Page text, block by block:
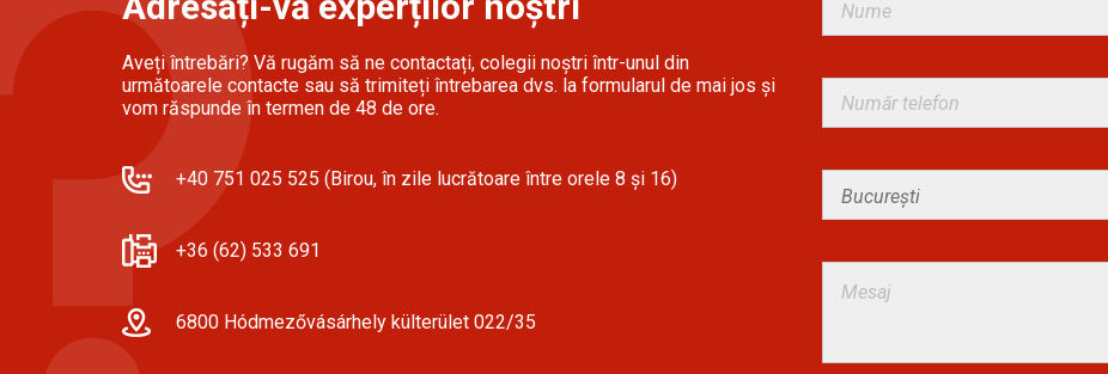
Aveți întrebări? Vă rugăm să ne contactați, colegii noștri într-unul din
următoarele contacte sau să trimiteți întrebarea dvs. la formularul de mai jos și
vom răspunde în termen de 48 de ore.
+40 751 025 525 (Birou, în zile lucrătoare între orele 8 și 16)
+36 (62) 533 691
6800 Hódmezővásárhely külterület 022/35